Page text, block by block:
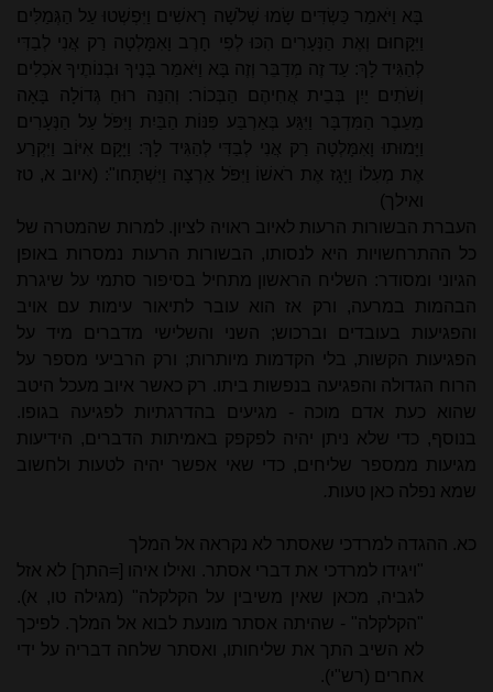
בָּא וַיֹּאמַר כַּשְׂדִּים שָׂמוּ שְׁלֹשָׁה רָאשִׁים וַיִּפְשְׁטוּ עַל הַגְּמַלִּים
וַיִּקָּחוּם וְאֶת הַנְּעָרִים הִכּוּ לְפִי חָרֶב וָאִמָּלְטָה רַק אֲנִי לְבַדִּי
לְהַגִּיד לָךְ: עַד זֶה מְדַבֵּר וְזֶה בָּא וַיֹּאמַר בָּנֶיךָ וּבְנוֹתֶיךָ אֹכְלִים
וְשֹׁתִים יַיִן בְּבֵית אֲחִיהֶם הַבְּכוֹר: וְהִנֵּה רוּחַ גְּדוֹלָה בָּאָה
מֵעֵבֶר הַמִּדְבָּר וַיִּגַּע בְּאַרְבַּע פִּנּוֹת הַבַּיִת וַיִּפֹּל עַל הַנְּעָרִים
וַיָּמוּתוּ וָאִמָּלְטָה רַק אֲנִי לְבַדִּי לְהַגִּיד לָךְ: וַיָּקָם אִיּוֹב וַיִּקְרַע
אֶת מְעִלוֹ וַיָּגָז אֶת רֹאשׁוֹ וַיִּפֹּל אַרְצָה וַיִּשְׁתָּחו"ּ: (איוב א, טז
ואילך)
העברת הבשורות הרעות לאיוב ראויה לציון. למרות שהמטרה של
כל ההתרחשויות היא לנסותו, הבשורות הרעות נמסרות באופן
הגיוני ומסודר: השליח הראשון מתחיל בסיפור סתמי על שיגרת
הבהמות במרעה, ורק אז הוא עובר לתיאור עימות עם אויב
והפגיעות בעובדים וברכוש; השני והשלישי מדברים מיד על
הפגיעות הקשות, בלי הקדמות מיותרות; ורק הרביעי מספר על
הרוח הגדולה והפגיעה בנפשות ביתו. רק כאשר איוב מעכל היטב
שהוא כעת אדם מוכה - מגיעים בהדרגתיות לפגיעה בגופו.
בנוסף, כדי שלא ניתן יהיה לפקפק באמיתות הדברים, הידיעות
מגיעות ממספר שליחים, כדי שאי אפשר יהיה לטעות ולחשוב
שמא נפלה כאן טעות.
כא. ההגדה למרדכי שאסתר לא נקראה אל המלך
"ויגידו למרדכי את דברי אסתר. ואילו איהו [=התך] לא אזל
לגביה, מכאן שאין משיבין על הקלקלה" (מגילה טו, א).
"הקלקלה" - שהיתה אסתר מונעת לבוא אל המלך. לפיכך
לא השיב התך את שליחותו, ואסתר שלחה דבריה על ידי
אחרים (רש"י).